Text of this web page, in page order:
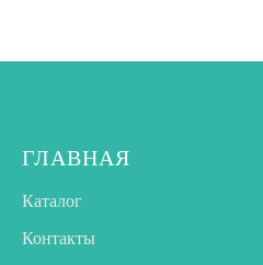
ГЛАВНАЯ
Каталог
Контакты